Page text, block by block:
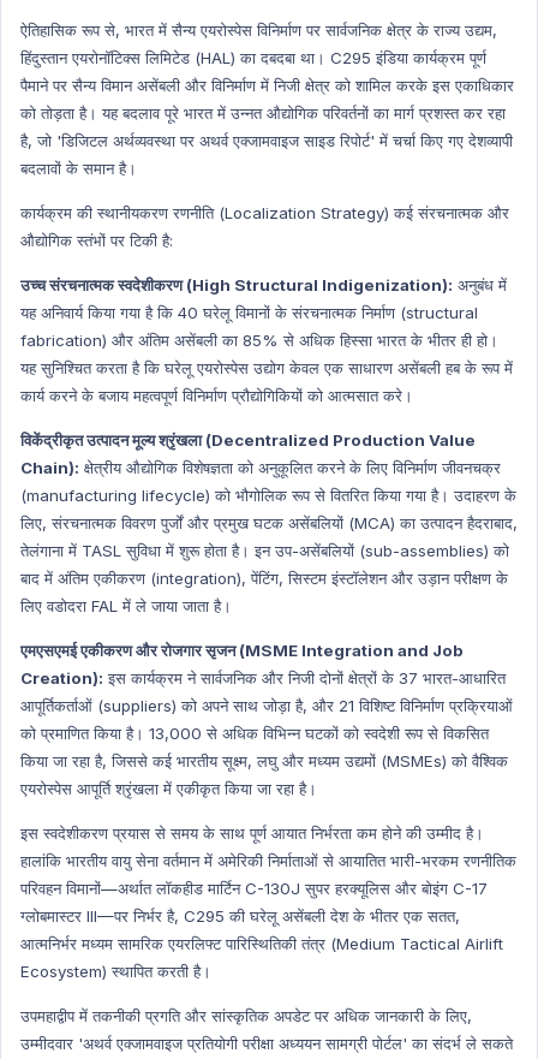
ऐतिहासिक रूप से, भारत में सैन्य एयरोस्पेस विनिर्माण पर सार्वजनिक क्षेत्र के राज्य उद्यम,
हिंदुस्तान एयरोनॉटिक्स लिमिटेड (HAL) का दबदबा था। C295 इंडिया कार्यक्रम पूर्ण
पैमाने पर सैन्य विमान असेंबली और विनिर्माण में निजी क्षेत्र को शामिल करके इस एकाधिकार
को तोड़ता है। यह बदलाव पूरे भारत में उन्नत औद्योगिक परिवर्तनों का मार्ग प्रशस्त कर रहा
है, जो 'डिजिटल अर्थव्यवस्था पर अथर्व एक्जामवाइज साइड रिपोर्ट' में चर्चा किए गए देशव्यापी
बदलावों के समान है।
कार्यक्रम की स्थानीयकरण रणनीति (Localization Strategy) कई संरचनात्मक और
औद्योगिक स्तंभों पर टिकी है:
उच्च संरचनात्मक स्वदेशीकरण (High Structural Indigenization): अनुबंध में
यह अनिवार्य किया गया है कि 40 घरेलू विमानों के संरचनात्मक निर्माण (structural
fabrication) और अंतिम असेंबली का 85% से अधिक हिस्सा भारत के भीतर ही हो।
यह सुनिश्चित करता है कि घरेलू एयरोस्पेस उद्योग केवल एक साधारण असेंबली हब के रूप में
कार्य करने के बजाय महत्वपूर्ण विनिर्माण प्रौद्योगिकियों को आत्मसात करे।
विकेंद्रीकृत उत्पादन मूल्य श्रृंखला (Decentralized Production Value
Chain): क्षेत्रीय औद्योगिक विशेषज्ञता को अनुकूलित करने के लिए विनिर्माण जीवनचक्र
(manufacturing lifecycle) को भौगोलिक रूप से वितरित किया गया है। उदाहरण के
लिए, संरचनात्मक विवरण पुर्जों और प्रमुख घटक असेंबलियों (MCA) का उत्पादन हैदराबाद,
तेलंगाना में TASL सुविधा में शुरू होता है। इन उप-असेंबलियों (sub-assemblies) को
बाद में अंतिम एकीकरण (integration), पेंटिंग, सिस्टम इंस्टॉलेशन और उड़ान परीक्षण के
लिए वडोदरा FAL में ले जाया जाता है।
एमएसएमई एकीकरण और रोजगार सृजन (MSME Integration and Job
Creation): इस कार्यक्रम ने सार्वजनिक और निजी दोनों क्षेत्रों के 37 भारत-आधारित
आपूर्तिकर्ताओं (suppliers) को अपने साथ जोड़ा है, और 21 विशिष्ट विनिर्माण प्रक्रियाओं
को प्रमाणित किया है। 13,000 से अधिक विभिन्न घटकों को स्वदेशी रूप से विकसित
किया जा रहा है, जिससे कई भारतीय सूक्ष्म, लघु और मध्यम उद्यमों (MSMEs) को वैश्विक
एयरोस्पेस आपूर्ति श्रृंखला में एकीकृत किया जा रहा है।
इस स्वदेशीकरण प्रयास से समय के साथ पूर्ण आयात निर्भरता कम होने की उम्मीद है।
हालांकि भारतीय वायु सेना वर्तमान में अमेरिकी निर्माताओं से आयातित भारी-भरकम रणनीतिक
परिवहन विमानों—अर्थात लॉकहीड मार्टिन C-130J सुपर हरक्यूलिस और बोइंग C-17
ग्लोबमास्टर III—पर निर्भर है, C295 की घरेलू असेंबली देश के भीतर एक सतत,
आत्मनिर्भर मध्यम सामरिक एयरलिफ्ट पारिस्थितिकी तंत्र (Medium Tactical Airlift
Ecosystem) स्थापित करती है।
उपमहाद्वीप में तकनीकी प्रगति और सांस्कृतिक अपडेट पर अधिक जानकारी के लिए,
उम्मीदवार 'अथर्व एक्जामवाइज प्रतियोगी परीक्षा अध्ययन सामग्री पोर्टल' का संदर्भ ले सकते